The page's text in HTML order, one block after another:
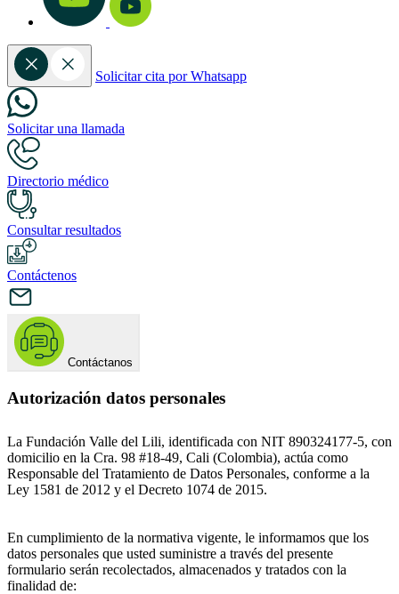
Solicitar cita por Whatsapp
Solicitar una llamada
Directorio médico
Consultar resultados
Contáctenos
Contáctanos
Autorización datos personales
La Fundación Valle del Lili, identificada con NIT 890324177-5, con
domicilio en la Cra. 98 #18-49, Cali (Colombia), actúa como
Responsable del Tratamiento de Datos Personales, conforme a la
Ley 1581 de 2012 y el Decreto 1074 de 2015.
En cumplimiento de la normativa vigente, le informamos que los
datos personales que usted suministre a través del presente
formulario serán recolectados, almacenados y tratados con la
finalidad de: